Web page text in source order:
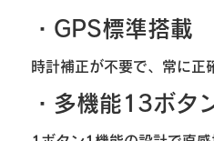
・GPS標準搭載
時計補正が不要で、常に正
・多機能13ボタ